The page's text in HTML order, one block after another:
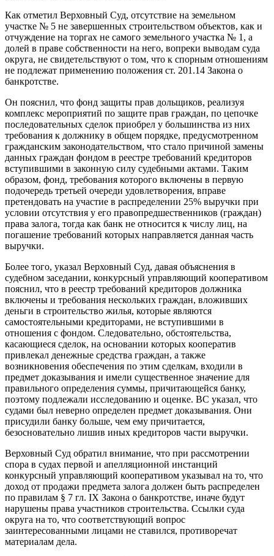
Как отметил Верховный Суд, отсутствие на земельном
участке № 5 не завершенных строительством объектов, как и
отчуждение на торгах не самого земельного участка № 1, а
долей в праве собственности на него, вопреки выводам суда
округа, не свидетельствуют о том, что к спорным отношениям
не подлежат применению положения ст. 201.14 Закона о
банкротстве.
Он пояснил, что фонд защиты прав дольщиков, реализуя
комплекс мероприятий по защите прав граждан, по цепочке
последовательных сделок приобрел у большинства из них
требования к должнику в общем порядке, предусмотренном
гражданским законодательством, что стало причиной замены
данных граждан фондом в реестре требований кредиторов
вступившими в законную силу судебными актами. Таким
образом, фонд, требования которого включены в первую
подочередь третьей очереди удовлетворения, вправе
претендовать на участие в распределении 25% выручки при
условии отсутствия у его правопредшественников (граждан)
права залога, тогда как банк не относится к числу лиц, на
погашение требований которых направляется данная часть
выручки.
Более того, указал Верховный Суд, давая объяснения в
судебном заседании, конкурсный управляющий кооперативом
пояснил, что в реестр требований кредиторов должника
включены и требования нескольких граждан, вложивших
деньги в строительство жилья, которые являются
самостоятельными кредиторами, не вступившими в
отношения с фондом. Следовательно, обстоятельства,
касающиеся сделок, на основании которых кооператив
привлекал денежные средства граждан, а также
возникновения обеспечения по этим сделкам, входили в
предмет доказывания и имели существенное значение для
правильного определения суммы, причитающейся банку,
поэтому подлежали исследованию и оценке. ВС указал, что
судами был неверно определен предмет доказывания. Они
присудили банку больше, чем ему причитается,
безосновательно лишив иных кредиторов части выручки.
Верховный Суд обратил внимание, что при рассмотрении
спора в судах первой и апелляционной инстанций
конкурсный управляющий кооперативом указывал на то, что
доход от продажи предмета залога должен быть распределен
по правилам § 7 гл. IX Закона о банкротстве, иначе будут
нарушены права участников строительства. Ссылки суда
округа на то, что соответствующий вопрос
заинтересованными лицами не ставился, противоречат
материалам дела.